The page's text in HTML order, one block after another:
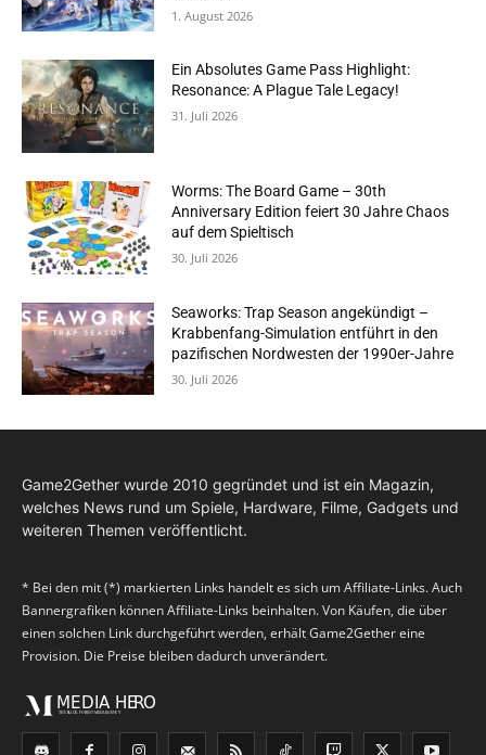
1. August 2026
Ein Absolutes Game Pass Highlight:
Resonance: A Plague Tale Legacy!
31. Juli 2026
Worms: The Board Game – 30th
Anniversary Edition feiert 30 Jahre Chaos
auf dem Spieltisch
30. Juli 2026
Seaworks: Trap Season angekündigt –
Krabbenfang-Simulation entführt in den
pazifischen Nordwesten der 1990er-Jahre
30. Juli 2026
Game2Gether wurde 2010 gegründet und ist ein Magazin,
welches News rund um Spiele, Hardware, Filme, Gadgets und
weiteren Themen veröffentlicht.
* Bei den mit (*) markierten Links handelt es sich um Affiliate-Links. Auch
Bannergrafiken können Affiliate-Links beinhalten. Von Käufen, die über
einen solchen Link durchgeführt werden, erhält Game2Gether eine
Provision. Die Preise bleiben dadurch unverändert.